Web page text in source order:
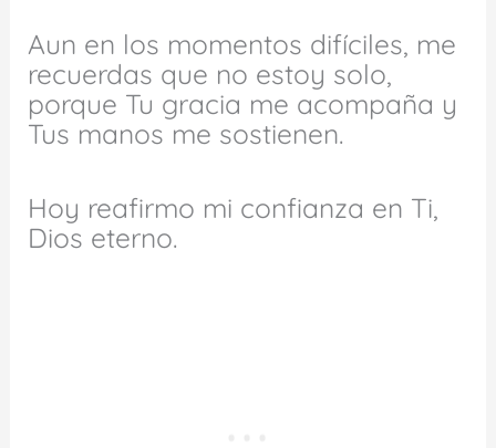
Aun en los momentos difíciles, me
recuerdas que no estoy solo,
porque Tu gracia me acompaña y
Tus manos me sostienen.
Hoy reafirmo mi confianza en Ti,
Dios eterno.